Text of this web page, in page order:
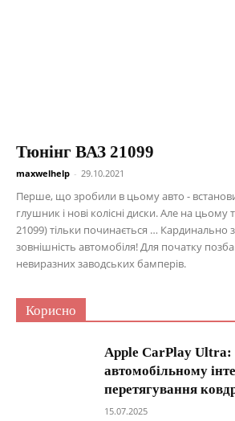
Тюнінг ВАЗ 21099
maxwelhelp - 29.10.2021
Перше, що зробили в цьому авто -
глушник і нові колісні диски. Але на цьому
21099) тільки починається … Кардинально
зовнішність автомобіля! Для початку
невиразних заводських бамперів.
Корисно
Apple CarPlay Ultra:
автомобільному
перетягування
15.07.2025